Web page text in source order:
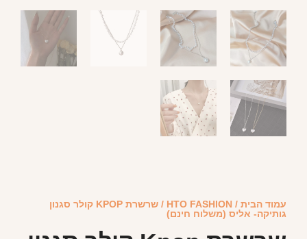
עמוד הבית /
HTO FASHION
/ שרשרת KPOP קולר סגנון
גותיקה- אליס (משלוח חינם)